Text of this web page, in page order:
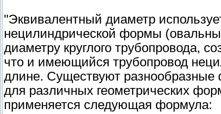
"Эквивалентный диаметр
нецилиндрической формы
диаметру круглого трубопровода,
что и имеющийся трубопровод
длине. Существуют разнообразные
для различных геометрических
применяется следующая формула: